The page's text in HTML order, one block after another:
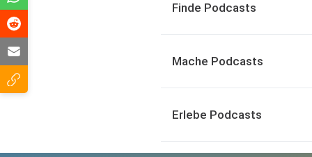
Finde Podcasts
Mache Podcasts
Erlebe Podcasts